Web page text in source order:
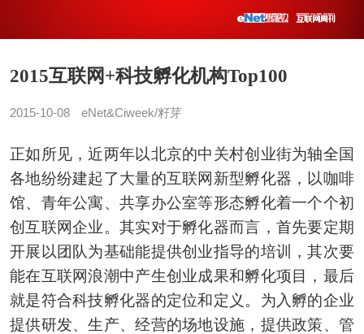
2015互联网+科技孵化机构Top100
2015-10-08 eNet&Ciweek/籽芽
正如所见，近两年以北京的中关村创业街为轴全国
各地纷纷建起了大量的互联网新型孵化器，以咖啡
馆、青年公寓、共享办公室等形态孵化着一个个初
创互联网企业。其实对于孵化器而言，首先要定期
开展以团队为基础能提供创业指导的培训，其次要
能在互联网浪潮中产生创业成果和孵化项目，最后
就是符合科技孵化器的定位和定义。为入孵的企业
提供研发、生产、经营的场地设施，提供政策、管